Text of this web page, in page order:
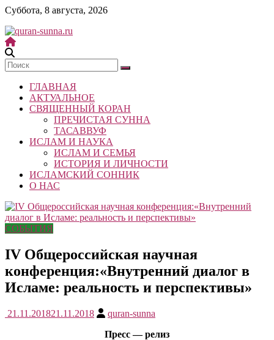
Skip
content
Суббота, 8 августа, 2026
quran-
sunna.ru
«Центр
исследований
Корана
Республики
Татарстан
ГЛАВНАЯ
АКТУАЛЬНОЕ
СВЯЩЕННЫЙ КОРАН
ПРЕЧИСТАЯ СУННА
ТАСАВВУФ
ИСЛАМ И НАУКА
ИСЛАМ И СЕМЬЯ
ИСТОРИЯ И ЛИЧНОСТИ
ИСЛАМСКИЙ СОННИК
О НАС
СОБЫТИЯ
IV Общероссийская научная
конференция:«Внутренний диалог в
Исламе: реальность и перспективы»
21.11.201821.11.2018
quran-sunna
Пресс — релиз